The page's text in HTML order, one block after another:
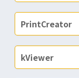
PrintCreator
kViewer